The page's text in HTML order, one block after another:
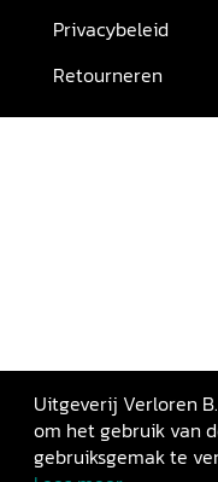
Privacybeleid
Retourneren
Uitgeverij Verloren
om het gebruik van
gebruiksgemak te